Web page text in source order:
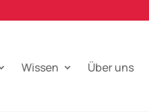
Wissen Über uns